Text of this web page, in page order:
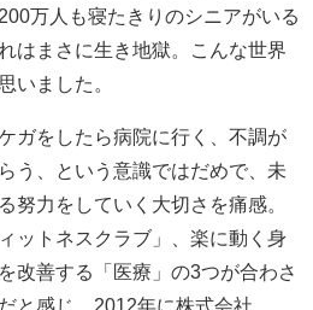
万人も寝たきりのシニアがいる
はまさに生き地獄。こんな世界
いました。
ガをしたら病院に行く、不調が
う、という意識ではだめで、未
努力をしていく大切さを痛感。
ットネスクラブ」、楽に動く身
改善する「医療」の3つが合わさ
と感じ、2012年に株式会社